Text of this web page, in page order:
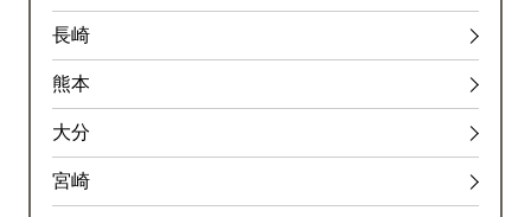
長崎
熊本
大分
宮崎